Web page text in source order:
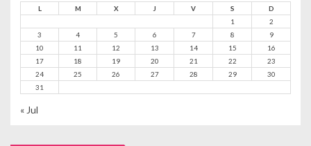
L M X J V S
D
1
2
3
4 5 6 7 8
9
10
11 12 13 14 15
16
17
18 19 20 21 22
23
24
25 26 27 28 29
30
31
« Jul